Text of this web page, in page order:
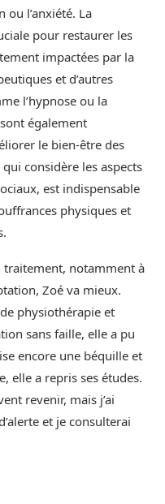
ou l’anxiété. La
pour restaurer les
impactées par la
et d’autres
l’hypnose ou la
également
le bien-être des
considère les aspects
est indispensable
physiques et
traitement, notamment à
Zoé va mieux.
physiothérapie et
sans faille, elle a pu
encore une béquille et
elle a repris ses études.
revenir, mais j’ai
et je consulterai